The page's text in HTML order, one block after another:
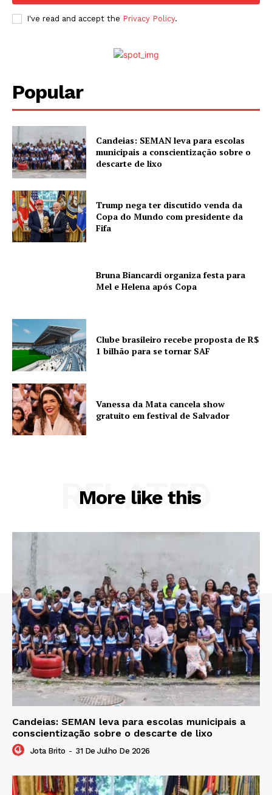
I've read and accept the Privacy Policy.
Popular
Candeias: SEMAN leva para escolas
municipais a conscientização sobre o
descarte de lixo
Trump nega ter discutido venda da
Copa do Mundo com presidente da
Fifa
Bruna Biancardi organiza festa para
Mel e Helena após Copa
Clube brasileiro recebe proposta de R$
1 bilhão para se tornar SAF
Vanessa da Mata cancela show
gratuito em festival de Salvador
More like this
RELATED
Candeias: SEMAN leva para escolas municipais a
conscientização sobre o descarte de lixo
Jota Brito - 31 De Julho De 2026